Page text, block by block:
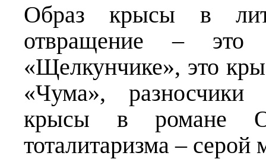
Образ крысы в
отвращение –
«Щелкунчике», это
«Чума», разносчики
крысы в романе
тоталитаризма – серой